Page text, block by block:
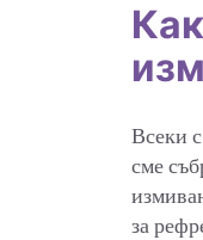
Всеки
сме
за